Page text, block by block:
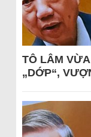
TÔ LÂM
„DỚP“,